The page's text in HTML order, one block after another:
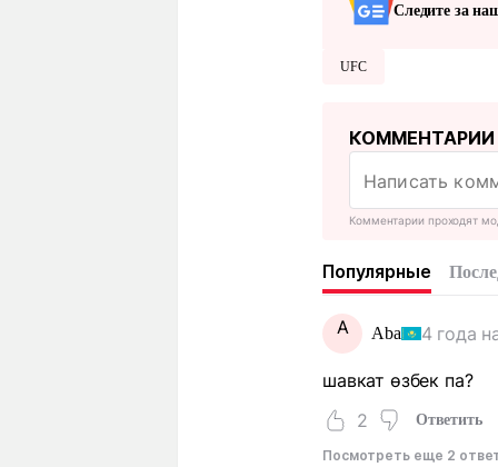
Следите за
UFC
КОММЕНТАРИИ
Комментарии проходят
Популярные
A Aba 4 года
шавкат өзбек па?
2
Ответить
Посмотреть еще 2